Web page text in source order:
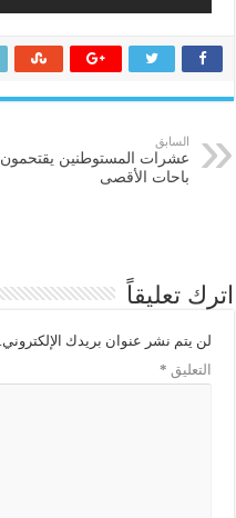
السابق
عشرات المستوطنين يقتحمون
باحات الأقصى
اترك تعليقاً
لن يتم نشر عنوان بريدك الإلكتروني.
التعليق *